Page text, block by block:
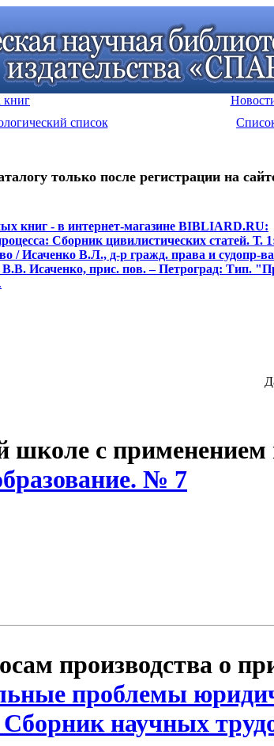
книг
список
только после регистрации на
книг - в интернет-магазине BIBLIARD.RU:
Сборник цивилистических статей. Т.
/ Исаченко В.Л., д-р гражд. права и судопр-
Исаченко, прис. пов. – Петроград: Тип.
с применением
№ 7
производства о
проблемы
научных